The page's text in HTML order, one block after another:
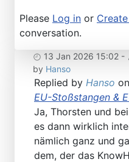
Please Log in or
conversation.
13 Jan 2026 15:02 -
by Hanso
Replied by Hanso
EU-Stoßstangen &
Ja, Thorsten und
es dann wirklich
nämlich ganz und
dem, der das